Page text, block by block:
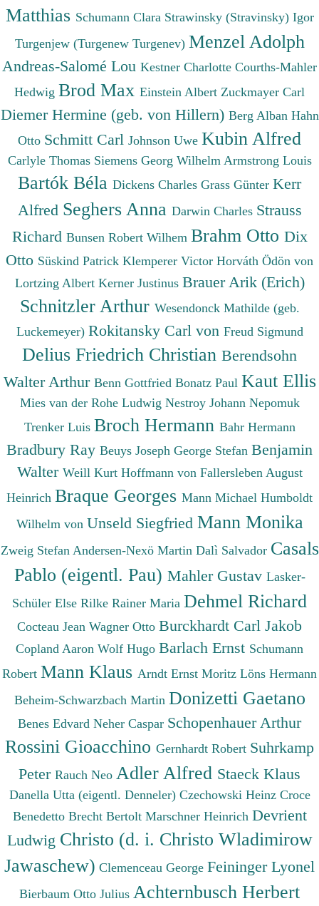
Matthias Schumann Clara Strawinsky (Stravinsky) Igor
Turgenjew (Turgenew Turgenev) Menzel Adolph
Andreas-Salomé Lou Kestner Charlotte Courths-Mahler
Hedwig Brod Max Einstein Albert Zuckmayer Carl
Diemer Hermine (geb. von Hillern) Berg Alban Hahn
Otto Schmitt Carl Johnson Uwe Kubin Alfred
Carlyle Thomas Siemens Georg Wilhelm Armstrong Louis
Bartók Béla Dickens Charles Grass Günter Kerr
Alfred Seghers Anna Darwin Charles Strauss
Richard Bunsen Robert Wilhem Brahm Otto Dix
Otto Süskind Patrick Klemperer Victor Horváth Ödön von
Lortzing Albert Kerner Justinus Brauer Arik (Erich)
Schnitzler Arthur Wesendonck Mathilde (geb.
Luckemeyer) Rokitansky Carl von Freud Sigmund
Delius Friedrich Christian Berendsohn
Walter Arthur Benn Gottfried Bonatz Paul Kaut Ellis
Mies van der Rohe Ludwig Nestroy Johann Nepomuk
Trenker Luis Broch Hermann Bahr Hermann
Bradbury Ray Beuys Joseph George Stefan Benjamin
Walter Weill Kurt Hoffmann von Fallersleben August
Heinrich Braque Georges Mann Michael Humboldt
Wilhelm von Unseld Siegfried Mann Monika
Zweig Stefan Andersen-Nexö Martin Dalì Salvador Casals
Pablo (eigentl. Pau) Mahler Gustav Lasker-
Schüler Else Rilke Rainer Maria Dehmel Richard
Cocteau Jean Wagner Otto Burckhardt Carl Jakob
Copland Aaron Wolf Hugo Barlach Ernst Schumann
Robert Mann Klaus Arndt Ernst Moritz Löns Hermann
Beheim-Schwarzbach Martin Donizetti Gaetano
Benes Edvard Neher Caspar Schopenhauer Arthur
Rossini Gioacchino Gernhardt Robert Suhrkamp
Peter Rauch Neo Adler Alfred Staeck Klaus
Danella Utta (eigentl. Denneler) Czechowski Heinz Croce
Benedetto Brecht Bertolt Marschner Heinrich Devrient
Ludwig Christo (d. i. Christo Wladimirow
Jawaschew) Clemenceau George Feininger Lyonel
Bierbaum Otto Julius Achternbusch Herbert